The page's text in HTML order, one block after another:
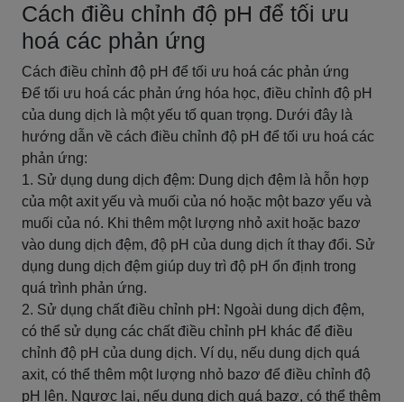
Cách điều chỉnh độ pH để tối ưu
hoá các phản ứng
Cách điều chỉnh độ pH để tối ưu hoá các phản ứng
Để tối ưu hoá các phản ứng hóa học, điều chỉnh độ pH
của dung dịch là một yếu tố quan trọng. Dưới đây là
hướng dẫn về cách điều chỉnh độ pH để tối ưu hoá các
phản ứng:
1. Sử dụng dung dịch đệm: Dung dịch đệm là hỗn hợp
của một axit yếu và muối của nó hoặc một bazơ yếu và
muối của nó. Khi thêm một lượng nhỏ axit hoặc bazơ
vào dung dịch đệm, độ pH của dung dịch ít thay đổi. Sử
dụng dung dịch đệm giúp duy trì độ pH ổn định trong
quá trình phản ứng.
2. Sử dụng chất điều chỉnh pH: Ngoài dung dịch đệm,
có thể sử dụng các chất điều chỉnh pH khác để điều
chỉnh độ pH của dung dịch. Ví dụ, nếu dung dịch quá
axit, có thể thêm một lượng nhỏ bazơ để điều chỉnh độ
pH lên. Ngược lại, nếu dung dịch quá bazơ, có thể thêm